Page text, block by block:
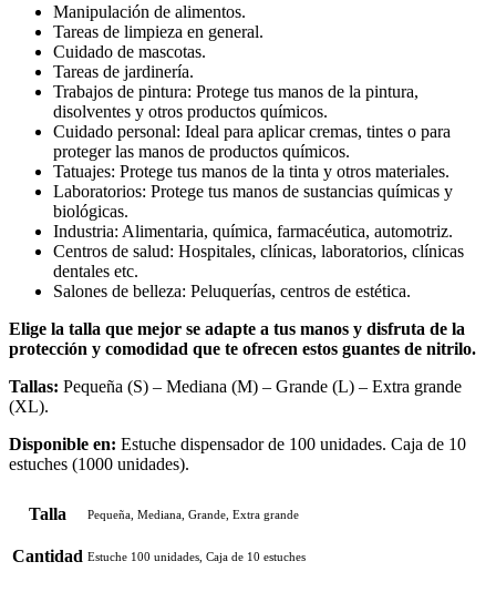
Manipulación de alimentos.
Tareas de limpieza en general.
Cuidado de mascotas.
Tareas de jardinería.
Trabajos de pintura: Protege tus manos de la pintura,
disolventes y otros productos químicos.
Cuidado personal: Ideal para aplicar cremas, tintes o para
proteger las manos de productos químicos.
Tatuajes: Protege tus manos de la tinta y otros materiales.
Laboratorios: Protege tus manos de sustancias químicas y
biológicas.
Industria: Alimentaria, química, farmacéutica, automotriz.
Centros de salud: Hospitales, clínicas, laboratorios, clínicas
dentales etc.
Salones de belleza: Peluquerías, centros de estética.
Elige la talla que mejor se adapte a tus manos y disfruta de la
protección y comodidad que te ofrecen estos guantes de nitrilo.
Tallas: Pequeña (S) – Mediana (M) – Grande (L) – Extra grande
(XL).
Disponible en: Estuche dispensador de 100 unidades. Caja de 10
estuches (1000 unidades).
Talla Pequeña, Mediana, Grande, Extra grande
Cantidad Estuche 100 unidades, Caja de 10 estuches